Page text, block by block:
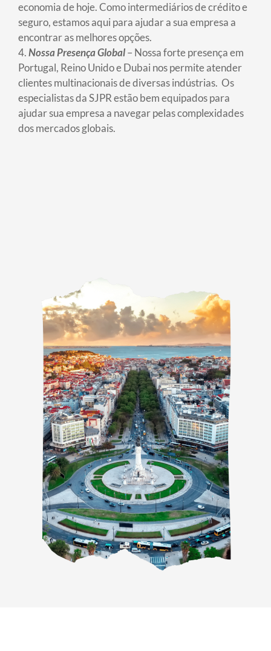
economia de hoje. Como intermediários de crédito e
seguro, estamos aqui para ajudar a sua empresa a
encontrar as melhores opções.
4.Nossa Presença Global– Nossa forte presença em
Portugal, Reino Unido e Dubai nos permite atender
clientes multinacionais de diversas indústrias. Os
especialistas da SJPR estão bem equipados para
ajudar sua empresa a navegar pelas complexidades
dos mercados globais.